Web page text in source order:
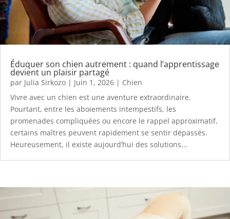
Éduquer son chien autrement : quand l’apprentissage
devient un plaisir partagé
par Julia Sirkozo | Juin 1, 2026 | Chien
Vivre avec un chien est une aventure extraordinaire.
Pourtant, entre les aboiements intempestifs, les
promenades compliquées ou encore le rappel approximatif,
certains maîtres peuvent rapidement se sentir dépassés.
Heureusement, il existe aujourd’hui des solutions...